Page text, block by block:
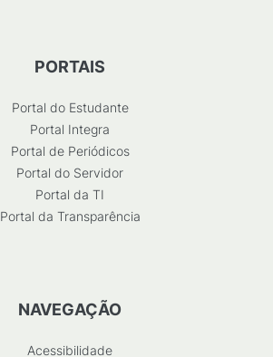
PORTAIS
Portal do Estudante
Portal Integra
Portal de Periódicos
Portal do Servidor
Portal da TI
Portal da Transparência
NAVEGAÇÃO
Acessibilidade